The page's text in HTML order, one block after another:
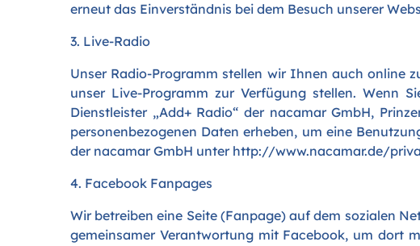
erneut das Einverständnis bei dem Besuch unserer
3. Live-Radio
Unser Radio-Programm stellen wir Ihnen auch online
unser Live-Programm zur Verfügung stellen. Wenn
Dienstleister „Add+ Radio“ der nacamar GmbH,
personenbezogenen Daten erheben, um eine
der nacamar GmbH unter http://www.nacamar.de/
4. Facebook Fanpages
Wir betreiben eine Seite (Fanpage) auf dem sozialen
gemeinsamer Verantwortung mit Facebook, um dort